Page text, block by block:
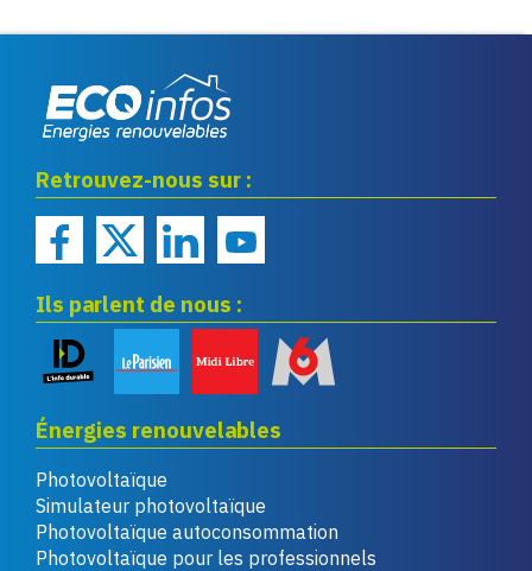
renouvelables
Retrouvez-nous sur :
Ils parlent de nous :
Énergies renouvelables
Photovoltaïque
Simulateur photovoltaïque
Photovoltaïque autoconsommation
Photovoltaïque pour les professionnels